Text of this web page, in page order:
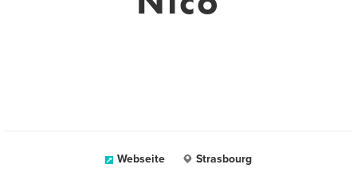
Webseite Strasbourg